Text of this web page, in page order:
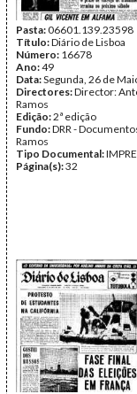
Pasta:06601.139.23598
Título:Diário de Lisboa
Número: 16678
Ano:49
Data:Segunda, 26 de
Directores:Director:
Ramos
Edição:2ª edição
Fundo:DRR -
Ramos
Tipo Documental:
Página(s):32